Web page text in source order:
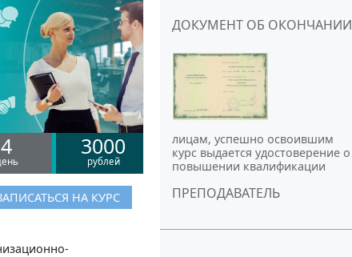
3000
рублей
НА КУРС
ДОКУМЕНТ ОБ ОКОНЧАНИИ
лицам, успешно освоившим
курс выдается удостоверение о
повышении квалификации
ПРЕПОДАВАТЕЛЬ